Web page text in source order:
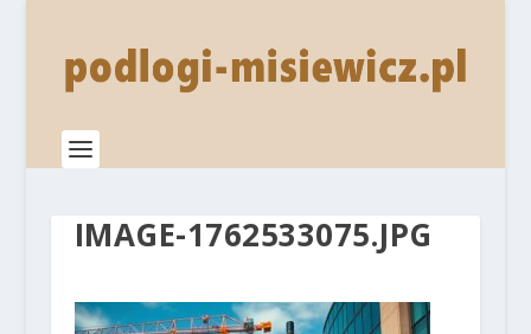
IMAGE-1762533075.JPG